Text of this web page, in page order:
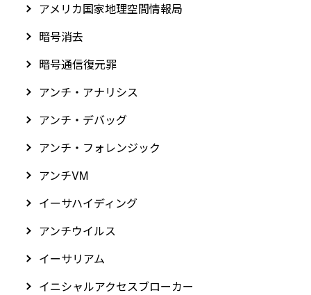
アメリカ国家地理空間情報局
暗号消去
暗号通信復元罪
アンチ・アナリシス
アンチ・デバッグ
アンチ・フォレンジック
アンチVM
イーサハイディング
アンチウイルス
イーサリアム
イニシャルアクセスブローカー